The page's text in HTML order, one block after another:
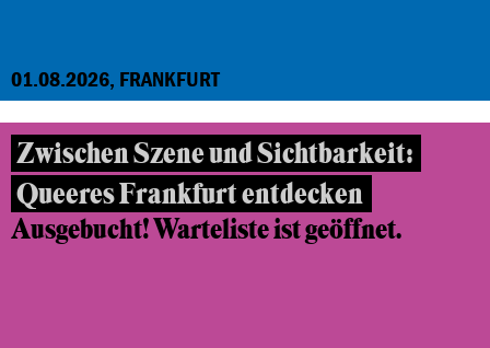
01.08.2026, FRANKFURT
Zwischen Szene und Sichtbarkeit:
Queeres Frankfurt entdecken
Ausgebucht! Warteliste ist geöffnet.